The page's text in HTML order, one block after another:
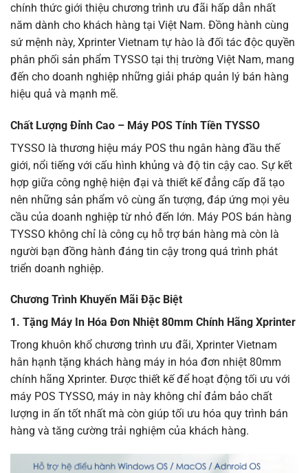
chính thức giới thiệu chương trình ưu đãi hấp dẫn nhất
năm dành cho khách hàng tại Việt Nam. Đồng hành cùng
sứ mệnh này, Xprinter Vietnam tự hào là đối tác độc quyền
phân phối sản phẩm TYSSO tại thị trường Việt Nam, mang
đến cho doanh nghiệp những giải pháp quản lý bán hàng
hiệu quả và mạnh mẽ.
Chất Lượng Đỉnh Cao – Máy POS Tính Tiền TYSSO
TYSSO là thương hiệu máy POS thu ngân hàng đầu thế
giới, nổi tiếng với cấu hình khủng và độ tin cậy cao. Sự kết
hợp giữa công nghệ hiện đại và thiết kế đẳng cấp đã tạo
nên những sản phẩm vô cùng ấn tượng, đáp ứng mọi yêu
cầu của doanh nghiệp từ nhỏ đến lớn. Máy POS bán hàng
TYSSO không chỉ là công cụ hỗ trợ bán hàng mà còn là
người bạn đồng hành đáng tin cậy trong quá trình phát
triển doanh nghiệp.
Chương Trình Khuyến Mãi Đặc Biệt
1. Tặng Máy In Hóa Đơn Nhiệt 80mm Chính Hãng Xprinter
Trong khuôn khổ chương trình ưu đãi, Xprinter Vietnam
hân hạnh tặng khách hàng máy in hóa đơn nhiệt 80mm
chính hãng Xprinter. Được thiết kế để hoạt động tối ưu với
máy POS TYSSO, máy in này không chỉ đảm bảo chất
lượng in ấn tốt nhất mà còn giúp tối ưu hóa quy trình bán
hàng và tăng cường trải nghiệm của khách hàng.